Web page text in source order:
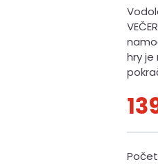
hry
Počet